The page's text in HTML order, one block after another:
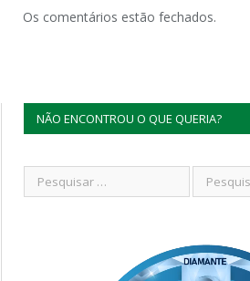
Os comentários estão fechados.
NÃO ENCONTROU O QUE QUERIA?